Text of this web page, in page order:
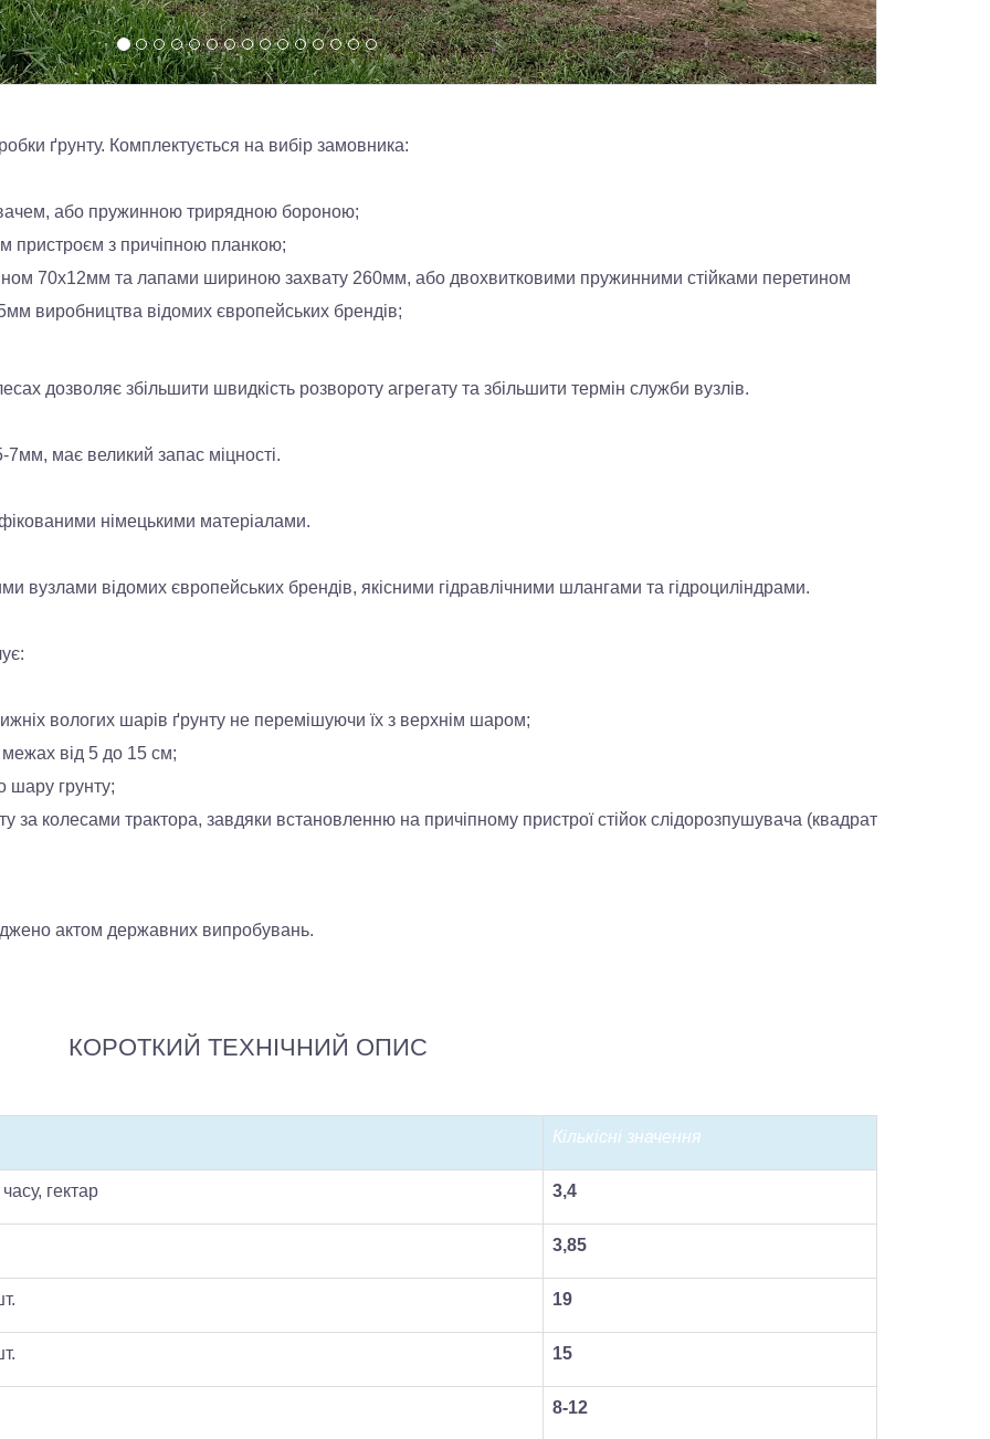
ґрунту. Комплектується на вибір замовника:
або пружинною трирядною бороною;
пристроєм з причіпною планкою;
70х12мм та лапами шириною захвату 260мм, або двохвитковими пружинними стійками перетином
виробництва відомих європейських брендів;
дозволяє збільшити швидкість розвороту агрегату та збільшити термін служби вузлів.
має великий запас міцності.
німецькими матеріалами.
вузлами відомих європейських брендів, якісними гідравлічними шлангами та гідроциліндрами.
вологих шарів ґрунту не перемішуючи їх з верхнім шаром;
межах від 5 до 15 см;
шару грунту;
колесами трактора, завдяки встановленню на причіпному пристрої стійок слідорозпушувача (квадрат
актом державних випробувань.
КОРОТКИЙ ТЕХНІЧНИЙ ОПИС
Кількісні значення
гектар 3,4
3,85
19
15
8-12